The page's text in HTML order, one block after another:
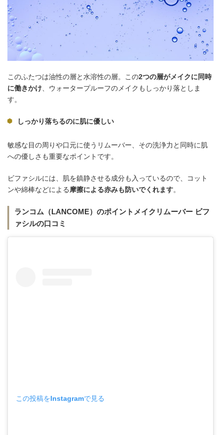
このふたつは油性の層と水溶性の層。この2つの層がメイクに同時
に働きかけ 、ウォータープルーフのメイクもしっかり落としま
す。
しっかり落ちるのに肌に優しい
敏感な目の周りや口元に使うリムーバー、その洗浄力と同時に肌
への優しさも重要なポイントです。
ビファシルには、肌を鎮静させる成分も入っているので、コット
ンや綿棒などによる摩擦による赤みも防いでくれます。
ランコム（LANCOME）のポイントメイクリムーバー ビフ
ァシルの口コミ
この投稿をInstagramで見る